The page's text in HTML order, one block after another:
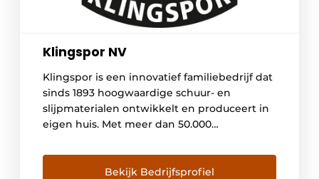
Klingspor NV
Klingspor is een innovatief familiebedrijf dat
sinds 1893 hoogwaardige schuur- en
slijpmaterialen ontwikkelt en produceert in
eigen huis. Met meer dan 50.000
professionals in de bouw-, metaal- en
houtsector met optimale prestaties en
Bekijk Bedrijfsprofiel